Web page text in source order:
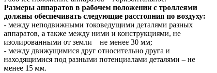
Размеры аппаратов в рабочем положении с троллеями
должны обеспечивать следующие расстояния по воздуху:
- между неподвижными токоведущими деталями разных
аппаратов, а также между ними и конструкциями, не
изолированными от земли – не менее 30 мм;
- между движущимися друг относительно друга и
находящимися под разными потенциалами деталями – не
менее 15 мм.